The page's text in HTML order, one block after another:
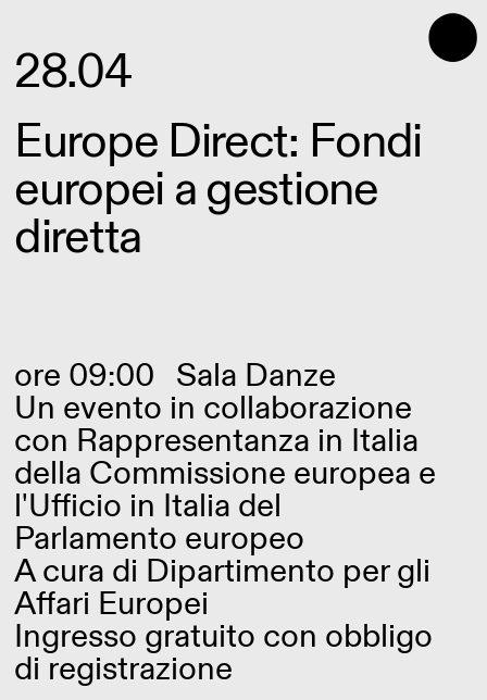
⬤
28.04
Europe Direct: Fondi
europei a gestione
diretta
ore 09:00 Sala Danze
Un evento in collaborazione
con Rappresentanza in Italia
della Commissione europea e
l'Ufficio in Italia del
Parlamento europeo
A cura di Dipartimento per gli
Affari Europei
Ingresso gratuito con obbligo
di registrazione